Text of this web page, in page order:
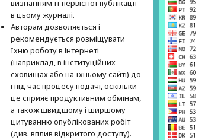
визнанням її первісної публікації
в цьому журналі.
Авторам дозволяється і
рекомендується розміщувати
їхню роботу в Інтернеті
(наприклад, в інституційних
сховищах або на їхньому сайті) до
і під час процесу подачі, оскільки
це сприяє продуктивним обмінам,
а також швидшому і ширшому
цитуванню опубліко­ва­них робіт
(див. вплив відкритого доступу).